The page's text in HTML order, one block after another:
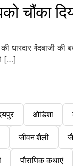
चौंका
गेंदबाजी की
[…]
ओडिशा
जीवन शैली
पौराणिक कथाएं